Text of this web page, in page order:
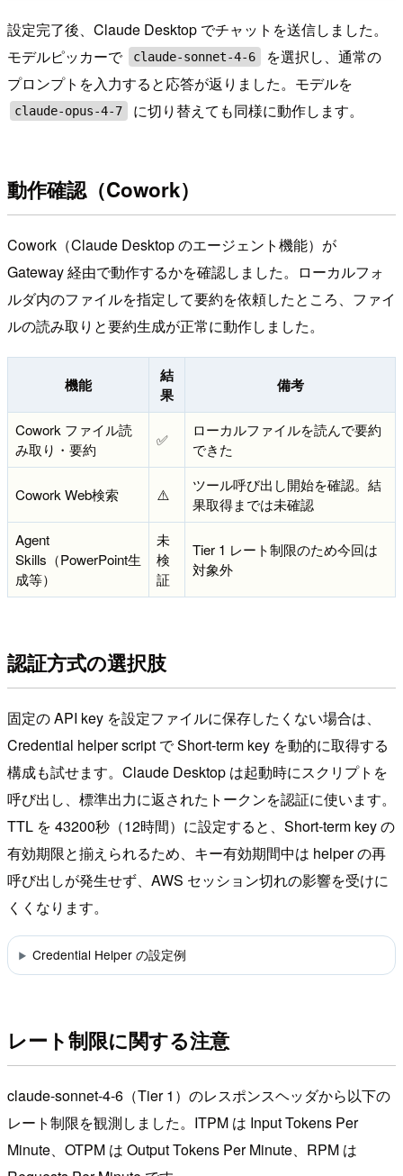
設定完了後、Claude Desktop でチャットを送信しました。
モデルピッカーで
claude-sonnet-4-6
を選択し、通常の
プロンプトを入力すると応答が返りました。モデルを
claude-opus-4-7 に切り替えても同様に動作します。
動作確認（Cowork）
Cowork（Claude Desktop のエージェント機能）が
Gateway 経由で動作するかを確認しました。ローカルフォ
ルダ内のファイルを指定して要約を依頼したところ、ファイ
ルの読み取りと要約生成が正常に動作しました。
機能
結
果
備考
Cowork ファイル読
み取り・要約
✅
ローカルファイルを読んで要約
できた
Cowork Web検索 ⚠️
ツール呼び出し開始を確認。結
果取得までは未確認
Agent
Skills（PowerPoint生
成等）
未
検
証
Tier 1 レート制限のため今回は
対象外
認証方式の選択肢
固定の API key を設定ファイルに保存したくない場合は、
Credential helper script で Short-term key を動的に取得する
構成も試せます。Claude Desktop は起動時にスクリプトを
呼び出し、標準出力に返されたトークンを認証に使います。
TTL を 43200秒（12時間）に設定すると、Short-term key の
有効期限と揃えられるため、キー有効期間中は helper の再
呼び出しが発生せず、AWS セッション切れの影響を受けに
くくなります。
Credential Helper の設定例
レート制限に関する注意
claude-sonnet-4-6（Tier 1）のレスポンスヘッダから以下の
レート制限を観測しました。ITPM は Input Tokens Per
Minute、OTPM は Output Tokens Per Minute、RPM は